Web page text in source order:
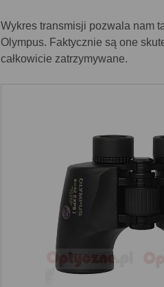
Wykres transmisji pozwala nam
Olympus. Faktycznie są one
całkowicie zatrzymywane.